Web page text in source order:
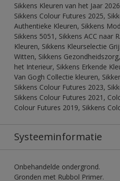
Sikkens Kleuren van het Jaar
Sikkens Colour Futures 2025,
Authentieke Kleuren, Sikkens
Sikkens 5051, Sikkens ACC naar
Kleuren, Sikkens Kleurselectie
Witten, Sikkens
het Interieur, Sikkens Erkende
Van Gogh Collectie kleuren,
Sikkens Colour Futures 2023,
Sikkens Colour Futures 2021,
Colour Futures 2019, Sikkens
Systeeminformatie
Onbehandelde ondergrond.
Gronden met Rubbol Primer.